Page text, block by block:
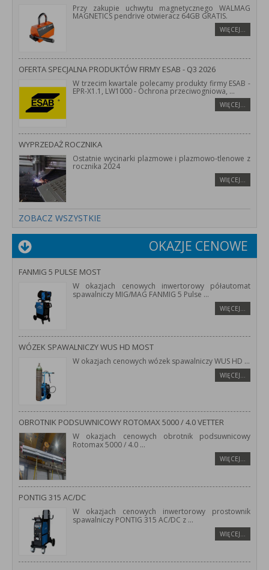
Przy zakupie uchwytu magnetycznego WALMAG
MAGNETICS pendrive otwieracz 64GB GRATIS.
WIĘCEJ…
OFERTA SPECJALNA PRODUKTÓW FIRMY ESAB - Q3 2026
W trzecim kwartale polecamy produkty firmy ESAB -
EPR-X1.1, LW1000 - Ochrona przeciwogniowa, ...
WIĘCEJ…
WYPRZEDAŻ ROCZNIKA
Ostatnie wycinarki plazmowe i plazmowo-tlenowe z
rocznika 2024
WIĘCEJ…
ZOBACZ WSZYSTKIE
OKAZJE CENOWE
FANMIG 5 PULSE MOST
W okazjach cenowych inwertorowy półautomat
spawalniczy MIG/MAG FANMIG 5 Pulse ...
WIĘCEJ…
WÓZEK SPAWALNICZY WUS HD MOST
W okazjach cenowych wózek spawalniczy WUS HD ...
WIĘCEJ…
OBROTNIK PODSUWNICOWY ROTOMAX 5000 / 4.0 VETTER
W okazjach cenowych obrotnik podsuwnicowy
Rotomax 5000 / 4.0 ...
WIĘCEJ…
PONTIG 315 AC/DC
W okazjach cenowych inwertorowy prostownik
spawalniczy PONTIG 315 AC/DC z ...
WIĘCEJ…